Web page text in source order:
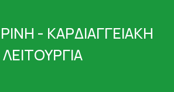
- ΚΑΡΔΙΑΓΓΕΙΑΚΗ
ΛΕΙΤΟΥΡΓΙΑ